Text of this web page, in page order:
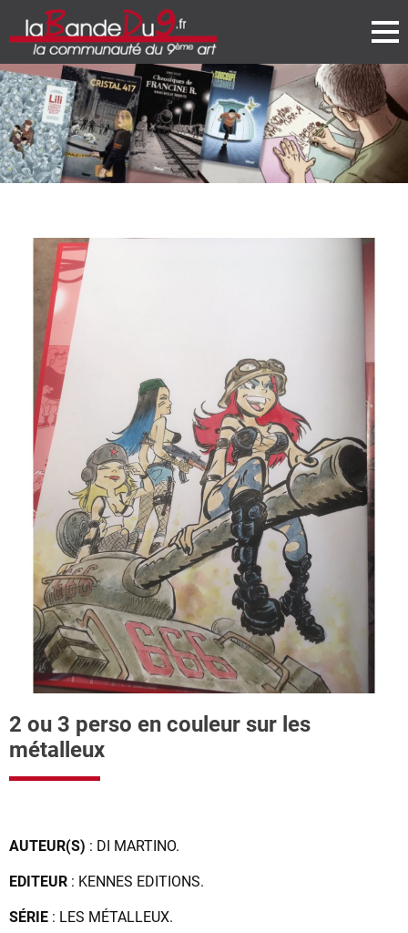
2 ou 3 perso en couleur sur les
métalleux
AUTEUR(S) : DI MARTINO.
EDITEUR : KENNES EDITIONS.
SÉRIE : LES MÉTALLEUX.